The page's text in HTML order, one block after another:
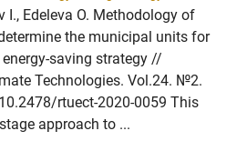
I., Edeleva O. Methodology of
the municipal units for
saving strategy //
Technologies. Vol.24. №2.
rtuect-2020-0059 This
approach to ...